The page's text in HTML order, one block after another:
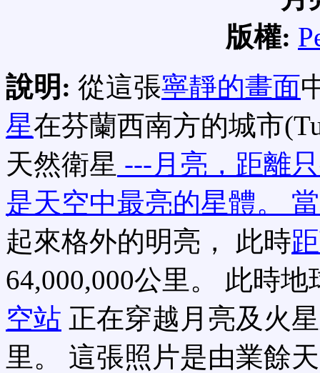
版權:
說明: 從這張寧靜的畫面
星在芬蘭西南方的城市
天然衛星 ---月亮，距離
是天空中最亮的星體。
起來格外的明亮， 此時
64,000,000公里。 此時
空站 正在穿越月亮及火
里。 這張照片是由業餘